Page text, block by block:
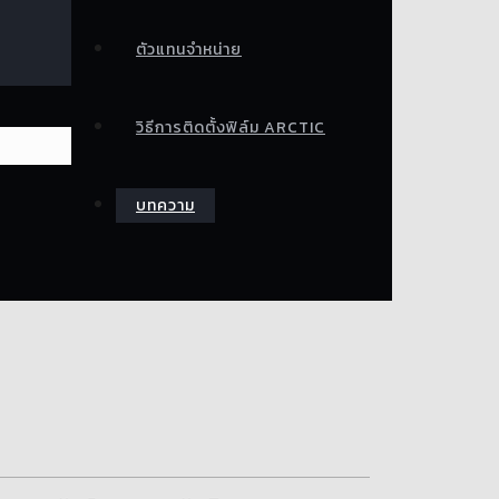
ตัวแทนจำหน่าย
วิธีการติดตั้งฟิล์ม ARCTIC
บทความ